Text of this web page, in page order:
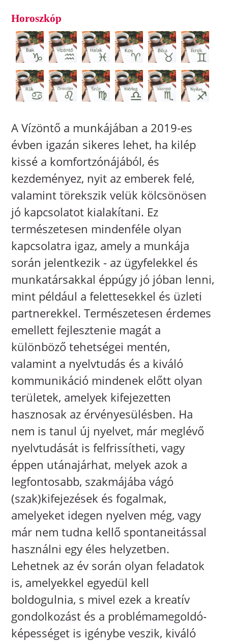
Horoszkóp
A Vízöntő a munkájában a 2019-es
évben igazán sikeres lehet, ha kilép
kissé a komfortzónájából, és
kezdeményez, nyit az emberek felé,
valamint törekszik velük kölcsönösen
jó kapcsolatot kialakítani. Ez
természetesen mindenféle olyan
kapcsolatra igaz, amely a munkája
során jelentkezik - az ügyfelekkel és
munkatársakkal éppúgy jó jóban lenni,
mint például a felettesekkel és üzleti
partnerekkel. Természetesen érdemes
emellett fejlesztenie magát a
különböző tehetségei mentén,
valamint a nyelvtudás és a kiváló
kommunikáció mindenek előtt olyan
területek, amelyek kifejezetten
hasznosak az érvényesülésben. Ha
nem is tanul új nyelvet, már meglévő
nyelvtudását is felfrissítheti, vagy
éppen utánajárhat, melyek azok a
legfontosabb, szakmájába vágó
(szak)kifejezések és fogalmak,
amelyeket idegen nyelven még, vagy
már nem tudna kellő spontaneitással
használni egy éles helyzetben.
Lehetnek az év során olyan feladatok
is, amelyekkel egyedül kell
boldogulnia, s mivel ezek a kreatív
gondolkozást és a problémamegoldó-
képességet is igénybe veszik, kiváló